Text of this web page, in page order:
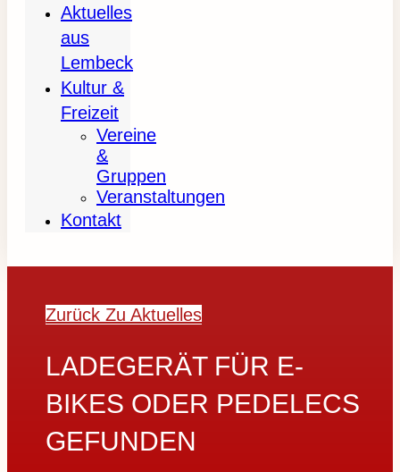
Aktuelles
aus
Lembeck
Kultur &
Freizeit
Vereine
&
Gruppen
Veranstaltungen
Kontakt
Zurück Zu Aktuelles
LADEGERÄT FÜR E-
BIKES ODER PEDELECS
GEFUNDEN